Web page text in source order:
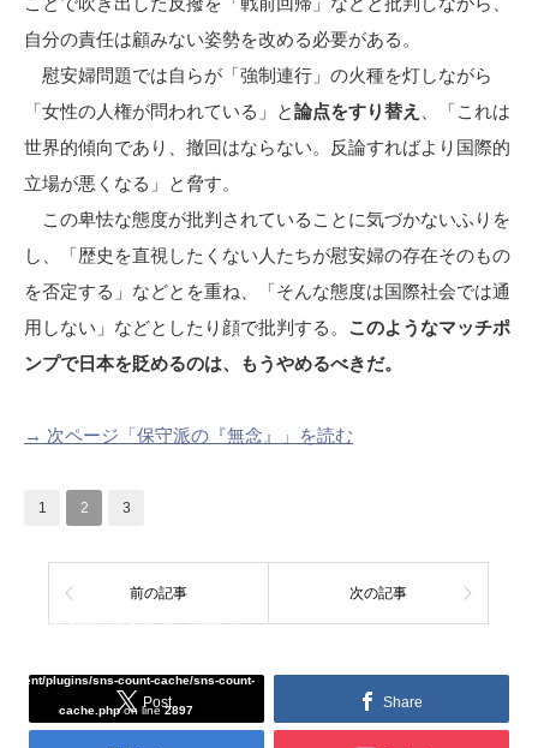
自分の責任は顧みない姿勢を改める必要がある。
慰安婦問題では自らが「強制連行」の火種を灯しながら
「女性の人権が問われている」と論点をすり替え
、「これは
世界的傾向であり、撤回はならない。反論すればより国際的
立場が悪くなる」と脅す。
この卑怯な態度が批判されていることに気づかないふりを
し、「歴史を直視したくない人たちが慰安婦の存在そのもの
を否定する」などとを重ね、「そんな態度は国際社会では通
用しない」などとしたり顔で批判する。 このようなマッチポ
ンプで日本を貶めるのは、もうやめるべきだ。
→ 次ページ「保守派の『無念』」を読む
1 2 3
前の記事 次の記事
Post
plugins/sns-count-cache/sns-count-
cache.phpon line2897 Share